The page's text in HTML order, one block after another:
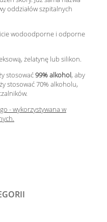
oddziałów szpitalnych
wodoodporne i odporne
żelatynę lub silikon.
stosować99% alkohol, aby
stosować 70% alkoholu,
- wykorzystywana w